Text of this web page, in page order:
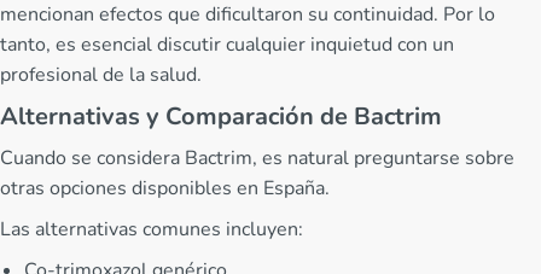
mencionan efectos que dificultaron su continuidad. Por lo
tanto, es esencial discutir cualquier inquietud con un
profesional de la salud.
Alternativas y Comparación de Bactrim
Cuando se considera Bactrim, es natural preguntarse sobre
otras opciones disponibles en España.
Las alternativas comunes incluyen: